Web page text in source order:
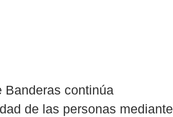
Banderas continúa
de las personas mediante